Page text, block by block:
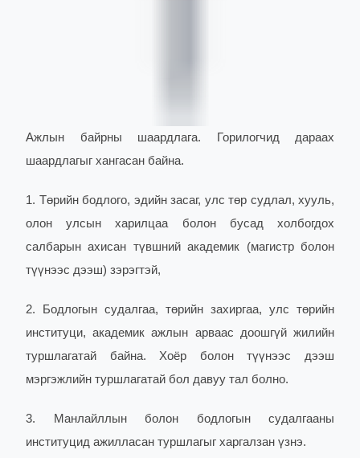
Ажлын байрны шаардлага. Горилогчид дараах
шаардлагыг хангасан байна.
1. Төрийн бодлого, эдийн засаг, улс төр судлал, хууль,
олон улсын харилцаа болон бусад холбогдох
салбарын ахисан түвшний академик (магистр болон
түүнээс дээш) зэрэгтэй,
2. Бодлогын судалгаа, төрийн захиргаа, улс төрийн
институци, академик ажлын арваас доошгүй жилийн
туршлагатай байна. Хоёр болон түүнээс дээш
мэргэжлийн туршлагатай бол давуу тал болно.
3. Манлайллын болон бодлогын судалгааны
институцид ажилласан туршлагыг харгалзан үзнэ.